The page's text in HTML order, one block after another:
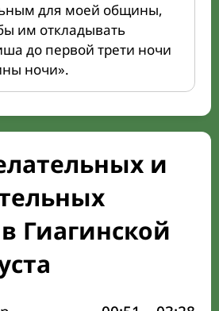
для моей общины,
им откладывать
до первой трети ночи
ночи».
и
Гиагинской